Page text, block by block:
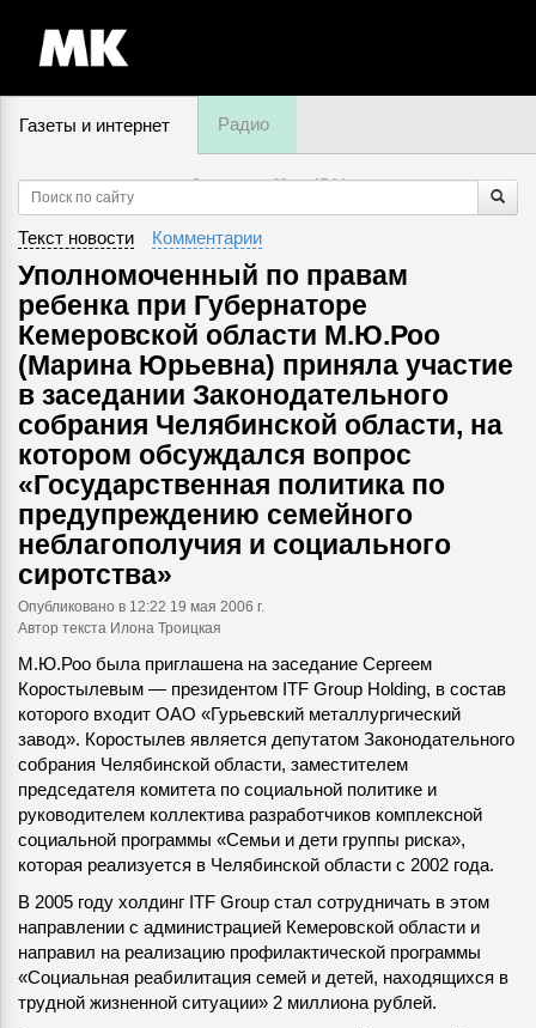
Газеты и интернет Радио
8 августа, суббота,17:14
Текст новости Комментарии
Уполномоченный по правам
ребенка при Губернаторе
Кемеровской области М.Ю.Роо
(Марина Юрьевна) приняла участие
в заседании Законодательного
собрания Челябинской области, на
котором обсуждался вопрос
«Государственная политика по
предупреждению семейного
неблагополучия и социального
сиротства»
Опубликовано в 12:22 19 мая 2006 г.
Автор текста Илона Троицкая
М.Ю.Роо была приглашена на заседание Сергеем
Коростылевым — президентом ITF Group Holding, в состав
которого входит ОАО «Гурьевский металлургический
завод». Коростылев является депутатом Законодательного
собрания Челябинской области, заместителем
председателя комитета по социальной политике и
руководителем коллектива разработчиков комплексной
социальной программы «Семьи и дети группы риска»,
которая реализуется в Челябинской области с 2002 года.
В 2005 году холдинг ITF Group стал сотрудничать в этом
направлении с администрацией Кемеровской области и
направил на реализацию профилактической программы
«Социальная реабилитация семей и детей, находящихся в
трудной жизненной ситуации» 2 миллиона рублей.